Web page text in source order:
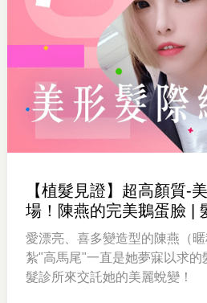
【植髮見證】超高顏質-
場！陳燕的完美鵝蛋臉 |
額角
愛漂亮、喜多變造型的陳燕（暱
紮"高馬尾"一直是她夢寐以求的
髮診所來交託她的美麗蛻變！